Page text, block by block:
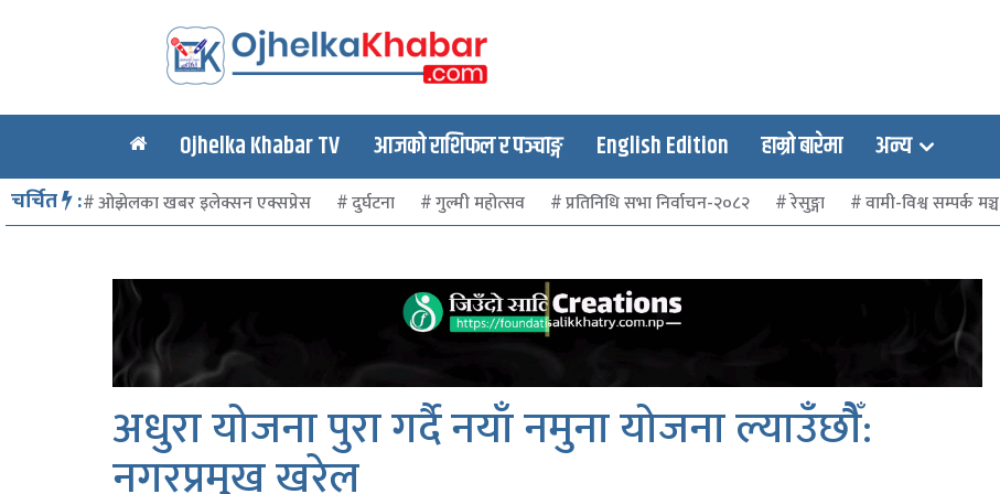
Ojhelka Khabar TV आजको राशिफल र पञ्चाङ्ग English Edition हाम्रो बारेमा अन्य
चर्चित : ओझेलका खबर इलेक्सन एक्सप्रेस दुर्घटना गुल्मी महोत्सव प्रतिनिधि सभा निर्वाचन-२०८२ रेसुङ्गा वामी-विश्व सम्पर्क मञ्च
अधुरा योजना पुरा गर्दै नयाँ नमुना योजना ल्याउँछौैँ:
नगरप्रमुख खरेल